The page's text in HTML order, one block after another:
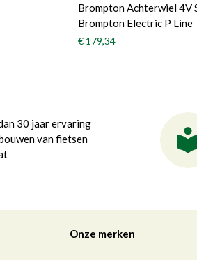
Brompton Achterwiel 4V
Brompton Electric P Line
€ 179,34
30 jaar ervaring
van fietsen
Onze merken